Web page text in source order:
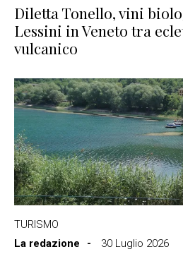
Diletta Tonello, vini
Lessini in Veneto tra
vulcanico
TURISMO
La redazione
30 Luglio 2026